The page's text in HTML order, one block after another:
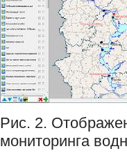
Рис. 2.
мониторинга